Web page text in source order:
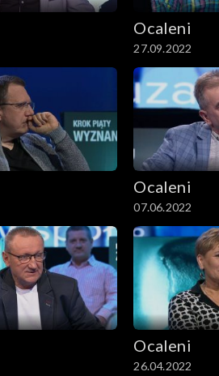
Ocaleni
27.09.2022
Ocaleni
07.06.2022
Ocaleni
26.04.2022